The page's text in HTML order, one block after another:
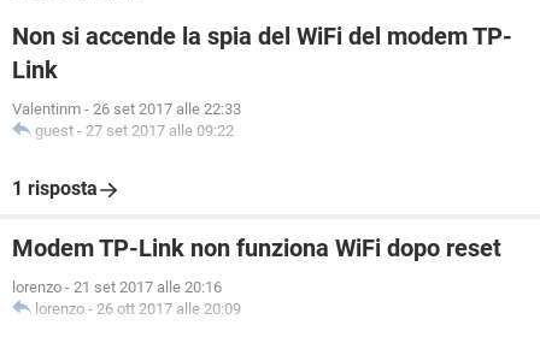
Non si accende la spia del WiFi del modem TP-
Link
Valentinm - 26 set 2017 alle 22:33
guest - 27 set 2017 alle 09:22
1 risposta
Modem TP-Link non funziona WiFi dopo reset
lorenzo - 21 set 2017 alle 20:16
lorenzo - 26 ott 2017 alle 20:09